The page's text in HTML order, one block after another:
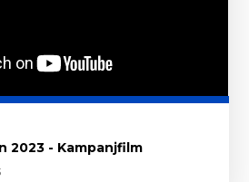
2023 - Kampanjfilm